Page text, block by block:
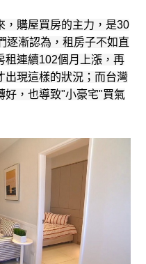
，購屋買房的主力，是30
逐漸認為，租房子不如直
租連續102個月上漲，再
出現這樣的狀況；而台灣
好，也導致"小豪宅"買氣